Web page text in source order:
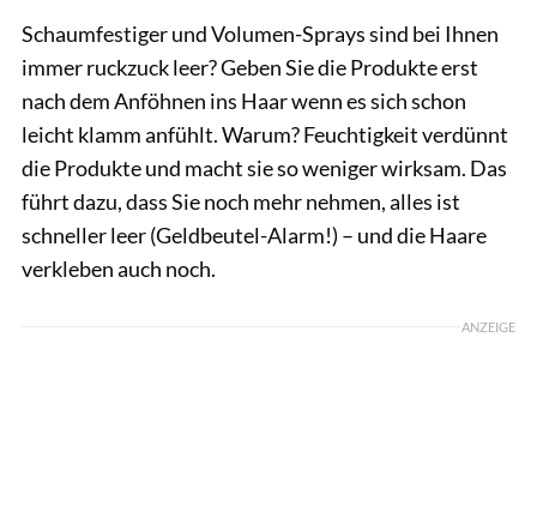
Schaumfestiger und Volumen-Sprays sind bei Ihnen
immer ruckzuck leer? Geben Sie die Produkte erst
nach dem Anföhnen ins Haar wenn es sich schon
leicht klamm anfühlt. Warum? Feuchtigkeit verdünnt
die Produkte und macht sie so weniger wirksam. Das
führt dazu, dass Sie noch mehr nehmen, alles ist
schneller leer (Geldbeutel-Alarm!) – und die Haare
verkleben auch noch.
ANZEIGE